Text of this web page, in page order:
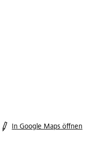
In Google Maps öffnen